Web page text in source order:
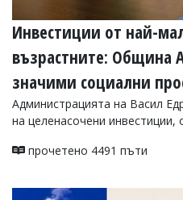
Инвестиции от най-
възрастните: Община
значими социални
Администрацията на Васил
на целенасочени
прочетено 4491 пъти